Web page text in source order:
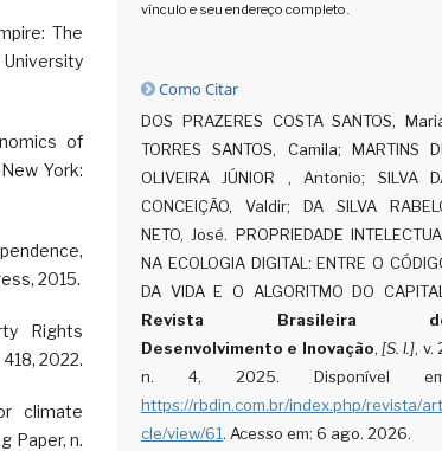
The
of
York:
2015.
Rights
2022.
climate
Paper, n.
vínculo e seu endereço completo.
Como Citar
DOS PRAZERES COSTA SANTOS,
TORRES SANTOS, Camila; MARTINS
OLIVEIRA JÚNIOR , Antonio; SILVA
CONCEIÇÃO, Valdir; DA SILVA
NETO, José. PROPRIEDADE
NA ECOLOGIA DIGITAL: ENTRE O
DA VIDA E O ALGORITMO DO
Revista Brasileira
Desenvolvimento e Inovação, [S. l.], v.
n. 4, 2025. Disponível
https://rbdin.com.br/index.php/revista/
cle/view/61. Acesso em: 6 ago. 2026.